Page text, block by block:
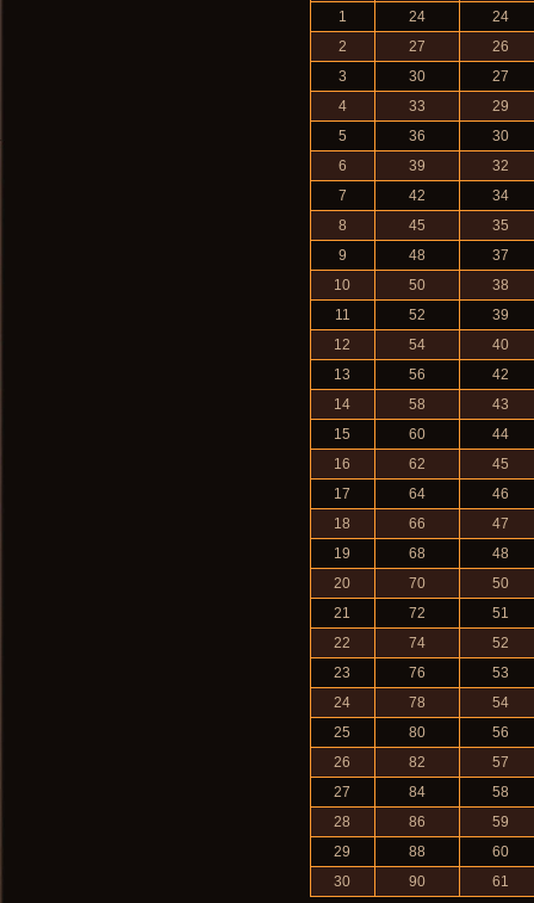
1 24
24
2
27
26
3
30
27
4
33
29
5
36
30
6
39
32
7
42
34
8
45
35
9
48
37
10
50
38
11
52
39
12
54
40
13
56
42
14
58
43
15
60
44
16
62
45
17
64
46
18
66
47
19
68
48
20
70
50
21
72
51
22
74
52
23
76
53
24
78
54
25
80
56
26
82
57
27
84
58
28
86
59
29
88
60
30
90 61